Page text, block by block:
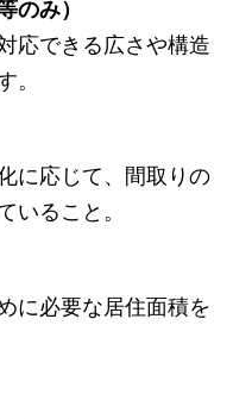
のみ）
応できる広さや構造
。
に応じて、間取りの
いること。
に必要な居住面積を